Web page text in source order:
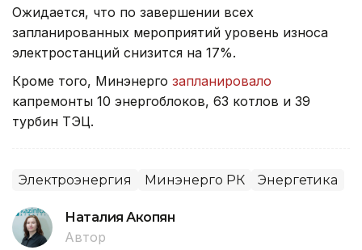
Ожидается, что по завершении всех
запланированных мероприятий уровень износа
электростанций снизится на 17%.
Кроме того, Минэнерго запланировало
капремонты 10 энергоблоков, 63 котлов и 39
турбин ТЭЦ.
Электроэнергия Минэнерго РК Энергетика
Наталия Акопян
Автор